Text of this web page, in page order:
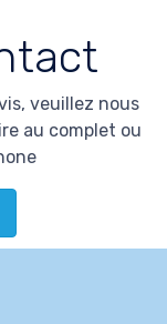
veuillez nous
au complet ou